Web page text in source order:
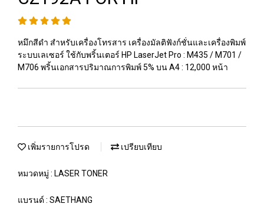
หมึกสีดำ สำหรับเครื่องโทรสาร เครื่องมัลติฟังก์ชั่นและเครื่องพิมพ์
ระบบเลเซอร์ ใช้กับพริ้นเตอร์ HP LaserJet Pro : M435 / M701 /
M706 พริ้นเอกสารปริมาณการพิมพ์ 5% บน A4 : 12,000 หน้า
เพิ่มรายการโปรด เปรียบเทียบ
หมวดหมู่ : LASER TONER
แบรนด์ : SAETHANG